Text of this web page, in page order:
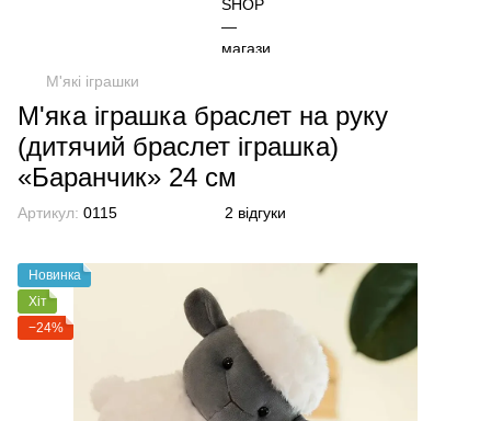
М'які іграшки
М'яка іграшка браслет на руку
(дитячий браслет іграшка)
«Баранчик» 24 см
Артикул: 0115 2 відгуки
Новинка
Хіт
−24%